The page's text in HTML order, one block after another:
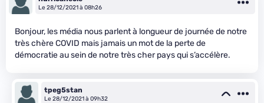
Le 28/12/2021 à 08h26
Bonjour, les média nous parlent à longueur de journée de notre
très chère COVID mais jamais un mot de la perte de
démocratie au sein de notre très cher pays qui s’accélère.
tpeg5stan
Le 28/12/2021 à 09h32